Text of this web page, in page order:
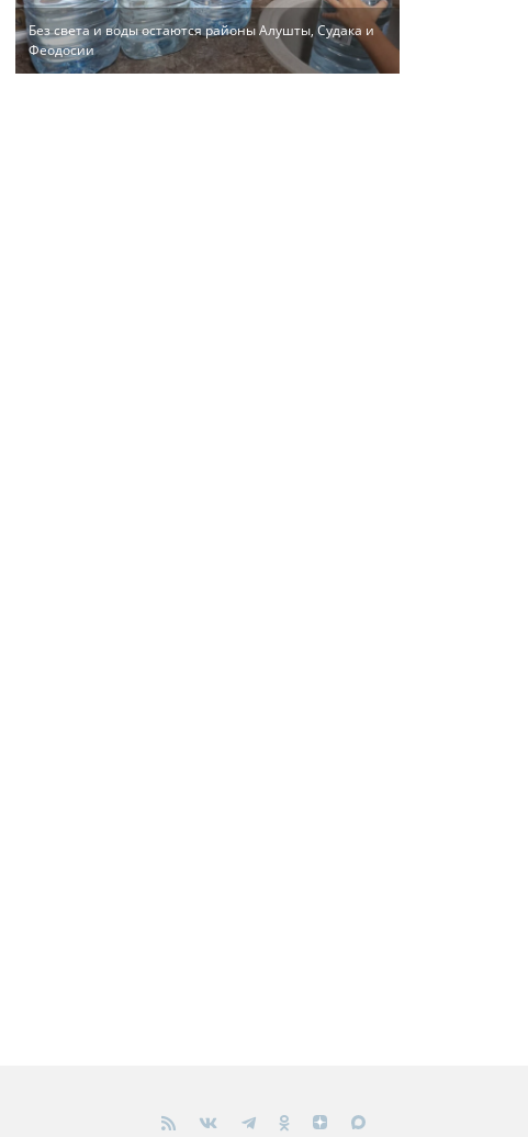
Без света и воды остаются районы Алушты, Судака и
Феодосии